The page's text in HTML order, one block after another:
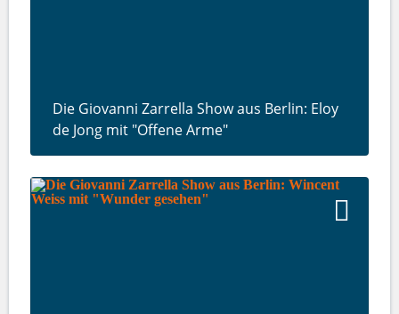
Die Giovanni Zarrella Show aus Berlin: Eloy
de Jong mit "Offene Arme"